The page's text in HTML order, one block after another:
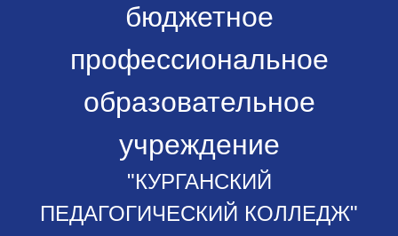
бюджетное
профессиональное
образовательное
учреждение
"КУРГАНСКИЙ
ПЕДАГОГИЧЕСКИЙ КОЛЛЕДЖ"